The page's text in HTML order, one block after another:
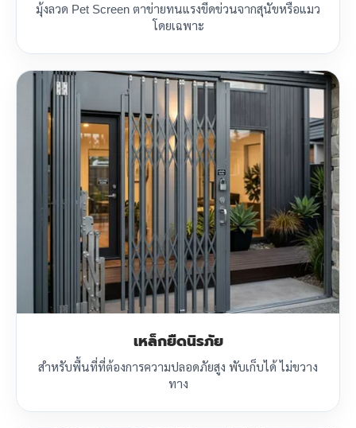
มุ้งลวด Pet Screen ตาข่ายทนแรงขีดข่วนจากสุนัขหรือแมว
โดยเฉพาะ
เหล็กยืดนิรภัย
สำหรับพื้นที่ที่ต้องการความปลอดภัยสูง พับเก็บได้ ไม่ขวาง
ทาง